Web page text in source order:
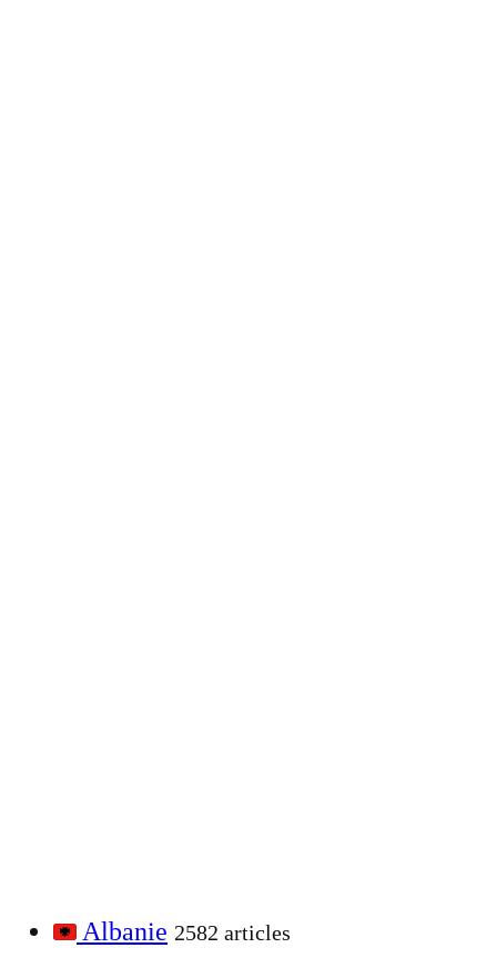
Albanie 2582 articles